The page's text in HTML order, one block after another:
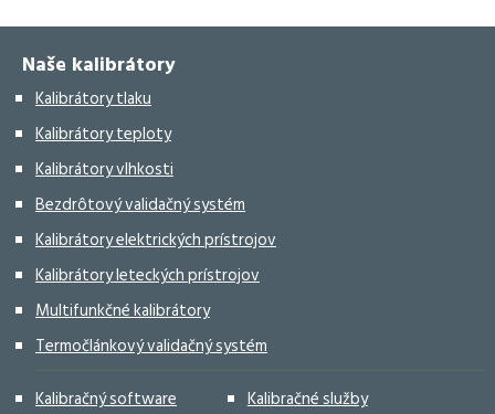
Naše kalibrátory
Kalibrátory tlaku
Kalibrátory teploty
Kalibrátory vlhkosti
Bezdrôtový validačný systém
Kalibrátory elektrických prístrojov
Kalibrátory leteckých prístrojov
Multifunkčné kalibrátory
Termočlánkový validačný systém
Kalibračný software
Kalibračné služby